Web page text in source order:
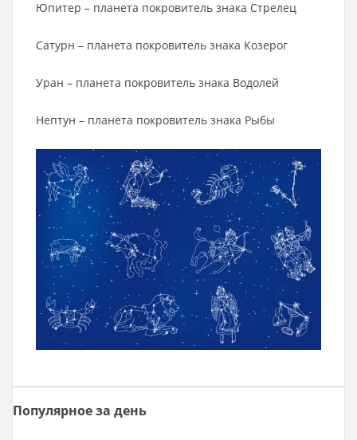
Юпитер – планета покровитель знака Стрелец
Сатурн – планета покровитель знака Козерог
Уран – планета покровитель знака Водолей
Нептун – планета покровитель знака Рыбы
Популярное за день